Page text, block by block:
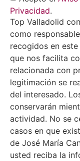
Privacidad.
Top Valladolid
como
recogidos en
que nos facilita
relacionada con
legitimación se
del interesado.
conservarán
actividad. No se
casos en que
de José María
usted reciba la